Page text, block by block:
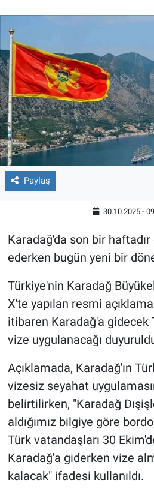
Paylaş
30.10.2025 -
Karadağ'da son bir
ederken bugün yeni bir
Türkiye'nin Karadağ
X'te yapılan resmi
itibaren Karadağ'a gidecek
vize uygulanacağı
Açıklamada, Karadağ'ın
vizesiz seyahat
belirtilirken, "Karadağ
aldığımız bilgiye göre
Türk vatandaşları 30
Karadağ'a giderken vize
kalacak" ifadesi kullanıldı.